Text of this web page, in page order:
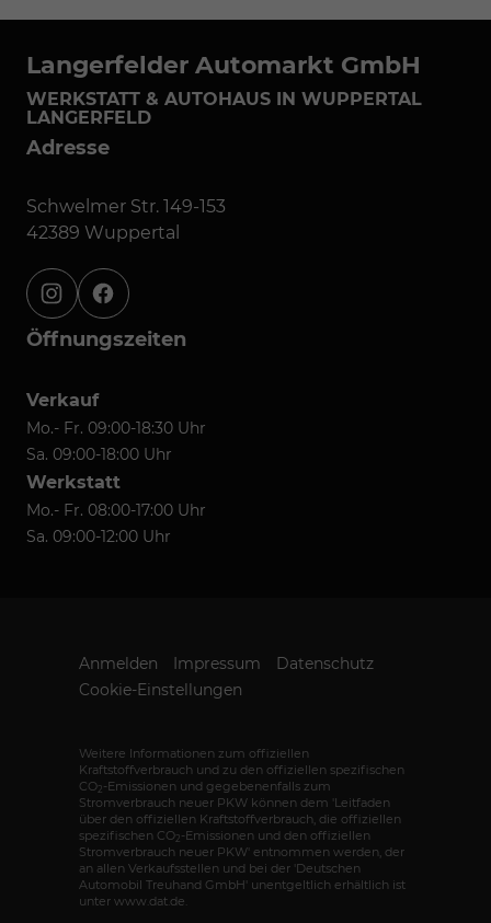
Langerfelder Automarkt GmbH
WERKSTATT & AUTOHAUS IN WUPPERTAL
LANGERFELD
Adresse
Schwelmer Str. 149-153
42389 Wuppertal
instagramfacebook
Öffnungszeiten
Verkauf
Mo.- Fr. 09:00-18:30 Uhr
Sa. 09:00-18:00 Uhr
Werkstatt
Mo.- Fr. 08:00-17:00 Uhr
Sa. 09:00-12:00 Uhr
Anmelden Impressum
Datenschutz
Cookie-Einstellungen
Weitere Informationen zum offiziellen
Kraftstoffverbrauch und zu den offiziellen spezifischen
CO2 -Emissionen und gegebenenfalls zum
Stromverbrauch neuer PKW können dem 'Leitfaden
über den offiziellen Kraftstoffverbrauch, die offiziellen
spezifischen CO2 -Emissionen und den offiziellen
Stromverbrauch neuer PKW' entnommen werden, der
an allen Verkaufsstellen und bei der 'Deutschen
Automobil Treuhand GmbH' unentgeltlich erhältlich ist
unter www.dat.de.